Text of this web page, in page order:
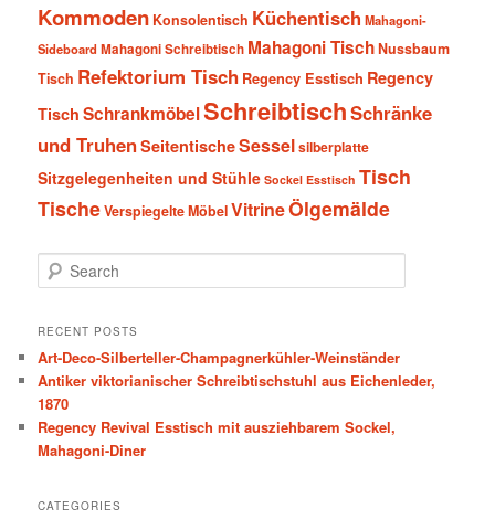
Kommoden Konsolentisch Küchentisch Mahagoni-
SideboardMahagoni Schreibtisch Mahagoni TischNussbaum
Tisch Refektorium Tisch Regency Esstisch Regency
Tisch SchrankmöbelSchreibtischSchränke
und TruhenSeitentischeSesselsilberplatte
Sitzgelegenheiten und Stühle Sockel Esstisch Tisch
TischeVerspiegelte MöbelVitrineÖlgemälde
e
r
h
RECENT POSTS
Art-Deco-Silberteller-Champagnerkühler-Weinständer
Antiker viktorianischer Schreibtischstuhl aus Eichenleder,
1870
Regency Revival Esstisch mit ausziehbarem Sockel,
Mahagoni-Diner
CATEGORIES